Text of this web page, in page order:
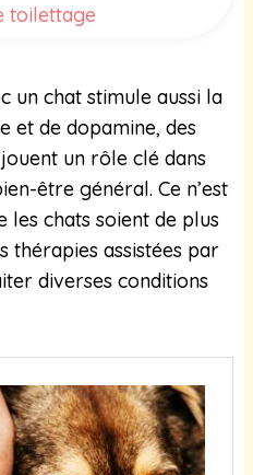
toilettage
un chat stimule aussi la
et de dopamine, des
un rôle clé dans
être général. Ce n’est
les chats soient de plus
thérapies assistées par
diverses conditions